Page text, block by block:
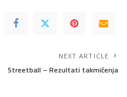
NEXT ARTICLE
Streetball – Rezultati takmičenja